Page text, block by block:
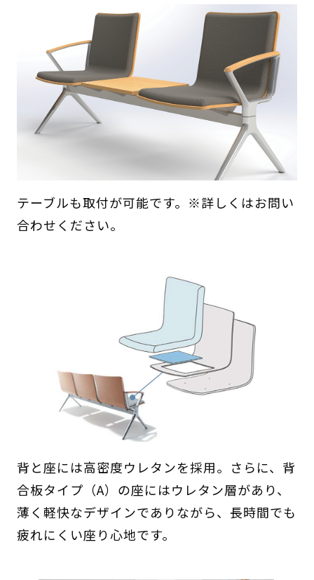
テーブルも取付が可能です。※詳しくはお問い
合わせください。
背と座には高密度ウレタンを採用。さらに、背
合板タイプ（A）の座にはウレタン層があり、
薄く軽快なデザインでありながら、長時間でも
疲れにくい座り心地です。